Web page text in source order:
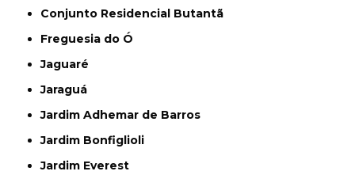
Conjunto Residencial Butantã
Freguesia do Ó
Jaguaré
Jaraguá
Jardim Adhemar de Barros
Jardim Bonfiglioli
Jardim Everest